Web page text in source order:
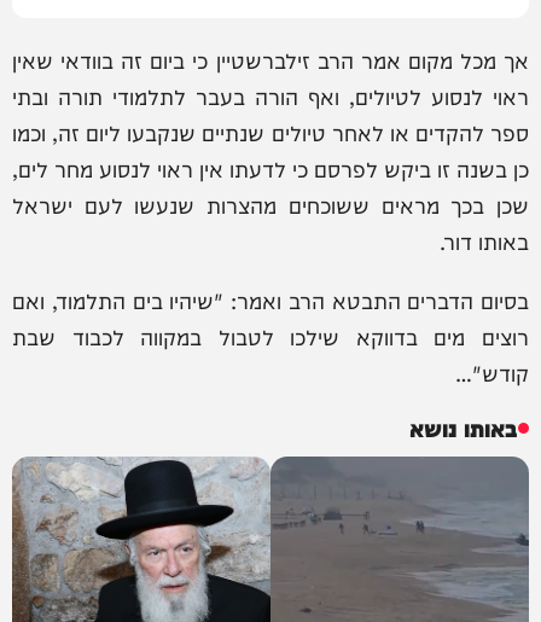
אך מכל מקום אמר הרב זילברשטיין כי ביום זה בוודאי שאין
ראוי לנסוע לטיולים, ואף הורה בעבר לתלמודי תורה ובתי
ספר להקדים או לאחר טיולים שנתיים שנקבעו ליום זה, וכמו
כן בשנה זו ביקש לפרסם כי לדעתו אין ראוי לנסוע מחר לים,
שכן בכך מראים ששוכחים מהצרות שנעשו לעם ישראל
באותו דור.
בסיום הדברים התבטא הרב ואמר: "שיהיו בים התלמוד, ואם
רוצים מים בדווקא שילכו לטבול במקווה לכבוד שבת
קודש"…
באותו נושא